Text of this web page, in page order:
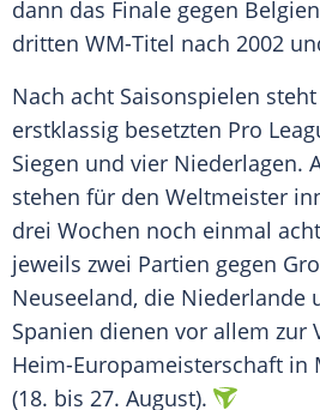
dann das Finale gegen
dritten WM-Titel nach 2002
Nach acht Saisonspielen steht
erstklassig besetzten Pro
Siegen und vier Niederlagen.
stehen für den Weltmeister
drei Wochen noch einmal
jeweils zwei Partien gegen
Neuseeland, die Niederlande
Spanien dienen vor allem zur
Heim-Europameisterschaft in
(18. bis 27. August).